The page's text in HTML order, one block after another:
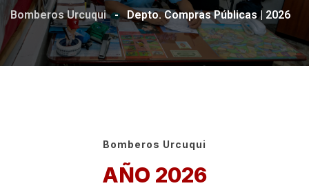
Bomberos Urcuqui - Depto. Compras Públicas | 2026
Bomberos Urcuqui
AÑO 2026